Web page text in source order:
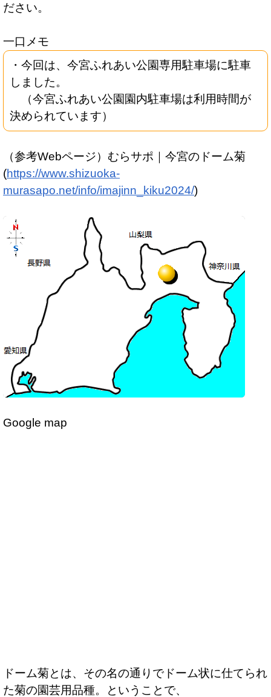
ださい。
一口メモ
・今回は、今宮ふれあい公園専用駐車場に駐車
しました。
（今宮ふれあい公園園内駐車場は利用時間が
決められています）
（参考Webページ）むらサポ｜今宮のドーム菊
(https://www.shizuoka-
murasapo.net/info/imajinn_kiku2024/)
Google map
ドーム菊とは、その名の通りでドーム状に仕てられ
た菊の園芸用品種。ということで、